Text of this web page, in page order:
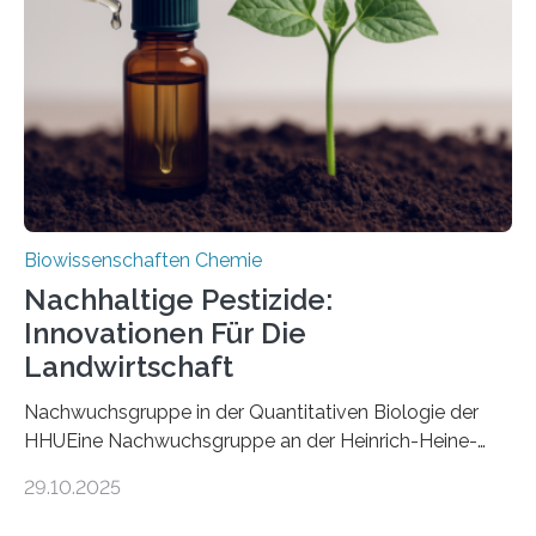
nun den Namen Cretosabethes primaevus. Dieser erste
fossile Nachweis einer Stechmückenlarve in Bernstein
stellt gleichzeitig den ersten Fossilfund einer
Mückenlarve aus dem Mesozoikum dar, denn…
Biowissenschaften Chemie
Nachhaltige Pestizide:
Innovationen Für Die
Landwirtschaft
Nachwuchsgruppe in der Quantitativen Biologie der
HHUEine Nachwuchsgruppe an der Heinrich-Heine-
fünf Jahren erforschen, wie Bakterien auf
29.10.2025